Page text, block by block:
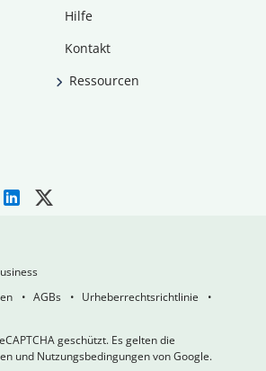
Hilfe
Kontakt
Ressourcen
AGBs
Urheberrechtsrichtlinie
geschützt. Es gelten die
und Nutzungsbedingungen von Google.